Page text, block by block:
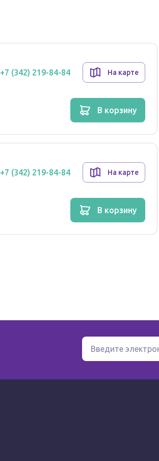
+7 (342) 219-84-84 На карте
в корзину
+7 (342) 219-84-84 На карте
в корзину